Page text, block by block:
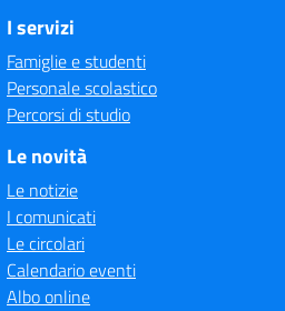
I servizi
Famiglie e studenti
Personale scolastico
Percorsi di studio
Le novità
Le notizie
I comunicati
Le circolari
Calendario eventi
Albo online